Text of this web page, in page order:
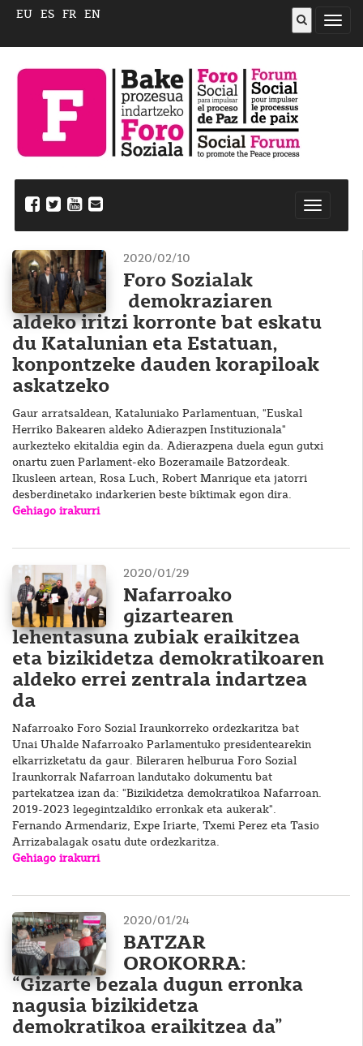
ireki
EU ES FR EN
2020/02/10
Foro Sozialak
demokraziaren
aldeko iritzi korronte bat eskatu
du Katalunian eta Estatuan,
konpontzeke dauden korapiloak
askatzeko
Gaur arratsaldean, Kataluniako Parlamentuan, "Euskal
Herriko Bakearen aldeko Adierazpen Instituzionala"
aurkezteko ekitaldia egin da. Adierazpena duela egun gutxi
onartu zuen Parlament-eko Bozeramaile Batzordeak.
Ikusleen artean, Rosa Luch, Robert Manrique eta jatorri
desberdinetako indarkerien beste biktimak egon dira.
Gehiago irakurri
2020/01/29
Nafarroako
gizartearen
lehentasuna zubiak eraikitzea
eta bizikidetza demokratikoaren
aldeko errei zentrala indartzea
da
Nafarroako Foro Sozial Iraunkorreko ordezkaritza bat
Unai Uhalde Nafarroako Parlamentuko presidentearekin
elkarrizketatu da gaur. Bileraren helburua Foro Sozial
Iraunkorrak Nafarroan landutako dokumentu bat
partekatzea izan da: "Bizikidetza demokratikoa Nafarroan.
2019-2023 legegintzaldiko erronkak eta aukerak".
Fernando Armendariz, Expe Iriarte, Txemi Perez eta Tasio
Arrizabalagak osatu dute ordezkaritza.
Gehiago irakurri
2020/01/24
BATZAR
OROKORRA:
“Gizarte bezala dugun erronka
nagusia bizikidetza
demokratikoa eraikitzea da”